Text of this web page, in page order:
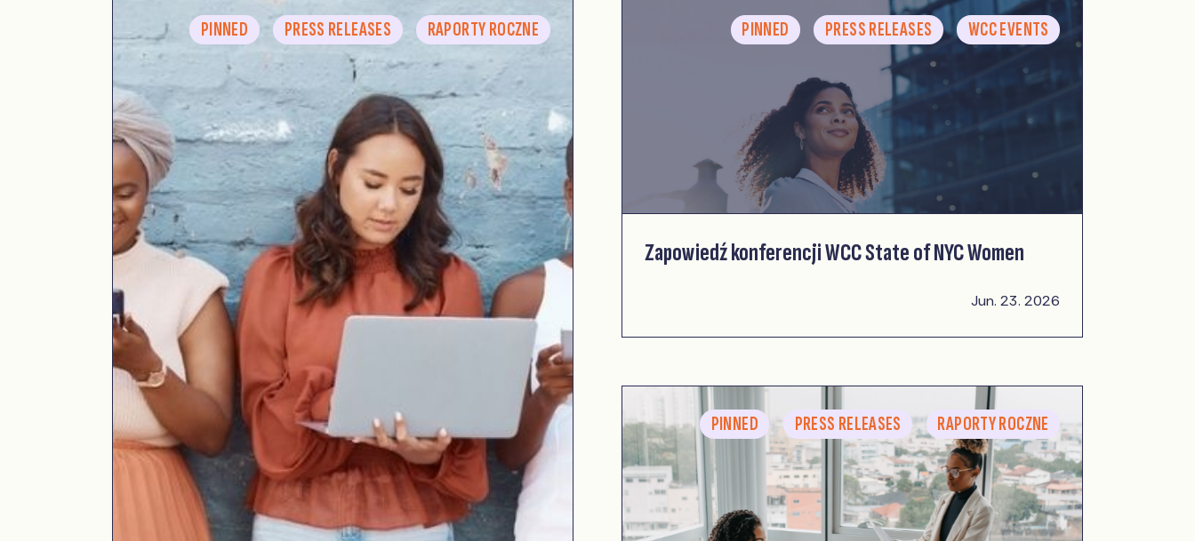
PINNED PRESS RELEASES RAPORTY ROCZNE PINNED PRESS RELEASES WCC EVENTS
Zapowiedź konferencji WCC State of NYC Women
Jun. 23. 2026
PINNED PRESS RELEASES RAPORTY ROCZNE